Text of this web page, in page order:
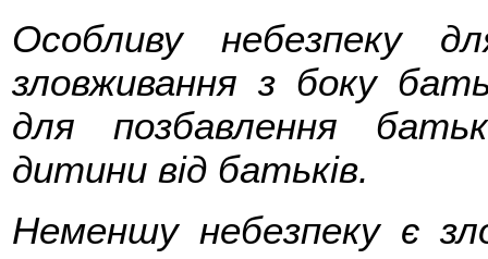
Особливу небезпеку
зловживання з боку
для позбавлення
дитини від батьків.
Неменшу небезпеку є